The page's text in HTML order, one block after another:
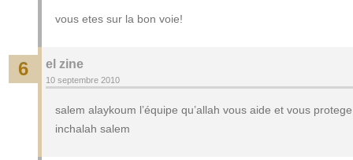
vous etes sur la bon voie!
6 el zine
10 septembre 2010
salem alaykoum l’équipe qu’allah vous aide et vous protege
inchalah salem